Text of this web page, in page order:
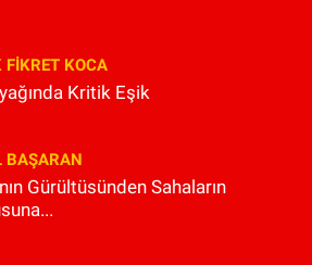
FIKRET KOCA
Kritik Eşik
BAŞARAN
Gürültüsünden Sahaların